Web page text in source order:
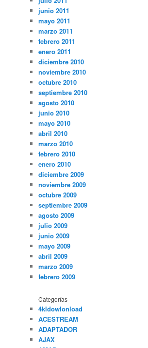
junio 2011
mayo 2011
marzo 2011
febrero 2011
enero 2011
diciembre 2010
noviembre 2010
octubre 2010
septiembre 2010
agosto 2010
junio 2010
mayo 2010
abril 2010
marzo 2010
febrero 2010
enero 2010
diciembre 2009
noviembre 2009
octubre 2009
septiembre 2009
agosto 2009
julio 2009
junio 2009
mayo 2009
abril 2009
marzo 2009
febrero 2009
Categorías
4kldowlonload
ACESTREAM
ADAPTADOR
AJAX